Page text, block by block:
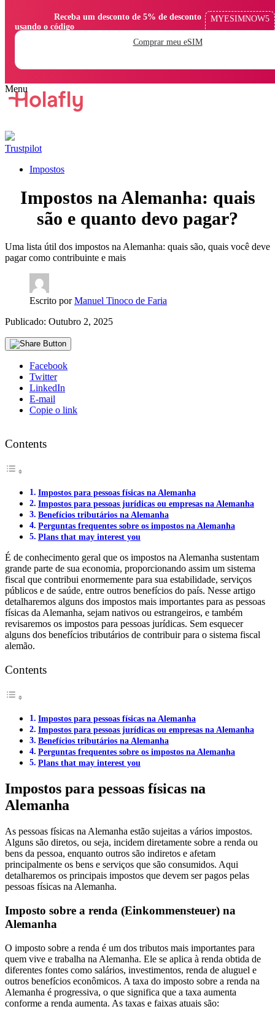
usando o código
MYESIMNOW5
Comprar meu eSIM
Trustpilot
Impostos
Impostos na Alemanha: quais
são e quanto devo pagar?
Uma lista útil dos impostos na Alemanha: quais são, quais você deve
pagar como contribuinte e mais
Escrito porManuel Tinoco de Faria
Publicado: Outubro 2, 2025
Facebook
Twitter
LinkedIn
E-mail
Copie o link
Contents
Impostos para pessoas físicas na Alemanha
Impostos para pessoas jurídicas ou empresas na Alemanha
Benefícios tributários na Alemanha
Perguntas frequentes sobre os impostos na Alemanha
Plans that may interest you
É de conhecimento geral que os impostos na Alemanha sustentam
grande parte de sua economia, proporcionando assim um sistema
fiscal que contribui enormemente para sua estabilidade, serviços
públicos e de saúde, entre outros benefícios do país. Nesse artigo
detalharemos alguns dos impostos mais importantes para as pessoas
físicas da Alemanha, sejam nativos ou estrangeiros, e também
revisaremos os impostos para pessoas jurídicas. Sem esquecer
alguns dos benefícios tributários de contribuir para o sistema fiscal
alemão.
Contents
Impostos para pessoas físicas na Alemanha
Impostos para pessoas jurídicas ou empresas na Alemanha
Benefícios tributários na Alemanha
Perguntas frequentes sobre os impostos na Alemanha
Plans that may interest you
Impostos para pessoas físicas na
Alemanha
As pessoas físicas na Alemanha estão sujeitas a vários impostos.
Alguns são diretos, ou seja, incidem diretamente sobre a renda ou
bens da pessoa, enquanto outros são indiretos e afetam
principalmente os bens e serviços que são consumidos. Aqui
detalharemos os principais impostos que devem ser pagos pelas
pessoas físicas na Alemanha.
Imposto sobre a renda (Einkommensteuer) na
Alemanha
O imposto sobre a renda é um dos tributos mais importantes para
quem vive e trabalha na Alemanha. Ele se aplica à renda obtida de
diferentes fontes como salários, investimentos, renda de aluguel e
outros benefícios econômicos. A taxa do imposto sobre a renda na
Alemanha é progressiva, o que significa que a taxa aumenta
conforme a renda aumenta. As taxas e faixas atuais são: